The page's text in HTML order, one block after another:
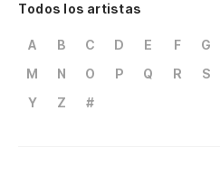
Todos los artistas
A B C D E F G
M
N O P Q R S
Y
Z #